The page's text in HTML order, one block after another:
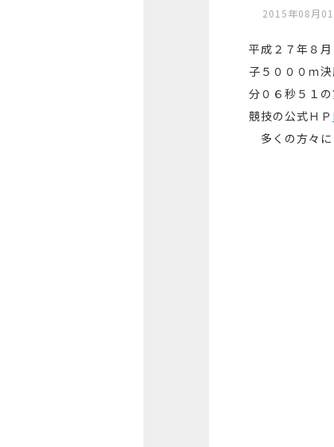
2015年08月01
平成２７年８
子５０００ｍ
分０６秒５１
競技の公式ＨＰ
多くの方々に